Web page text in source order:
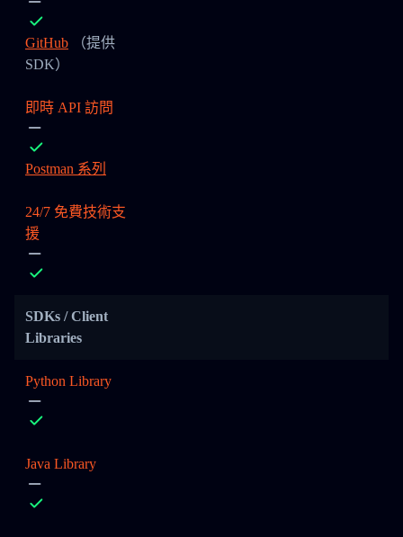
GitHub （提供
SDK）
即時 API 訪問
Postman 系列
24/7 免費技術支
援
SDKs / Client
Libraries
Python Library
Java Library